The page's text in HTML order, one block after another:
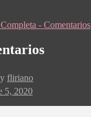
- Comentarios
fliriano
5, 2020